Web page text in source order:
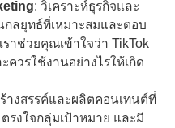
: วิเคราะห์ธุรกิจและ
กลยุทธ์ที่เหมาะสมและตอบ
ราช่วยคุณเข้าใจว่า TikTok
ควรใช้งานอย่างไรให้เกิด
างสรรค์และผลิตคอนเทนต์ที่
รงใจกลุ่มเป้าหมาย และมี